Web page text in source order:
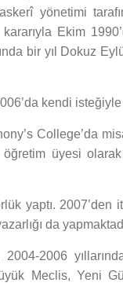
yönetimi
Ekim
bir yıl Dokuz
kendi
College’da
üyesi olarak
yaptı.
da
2004-2006
Meclis, Yeni